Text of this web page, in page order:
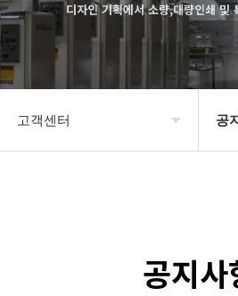
디자인 기획에서 소량,대량인쇄 및
고객센터 공
공지사